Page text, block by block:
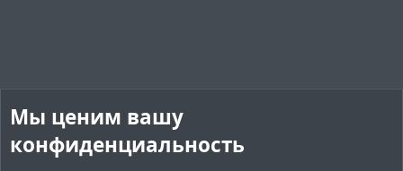
Мы ценим вашу
конфиденциальность